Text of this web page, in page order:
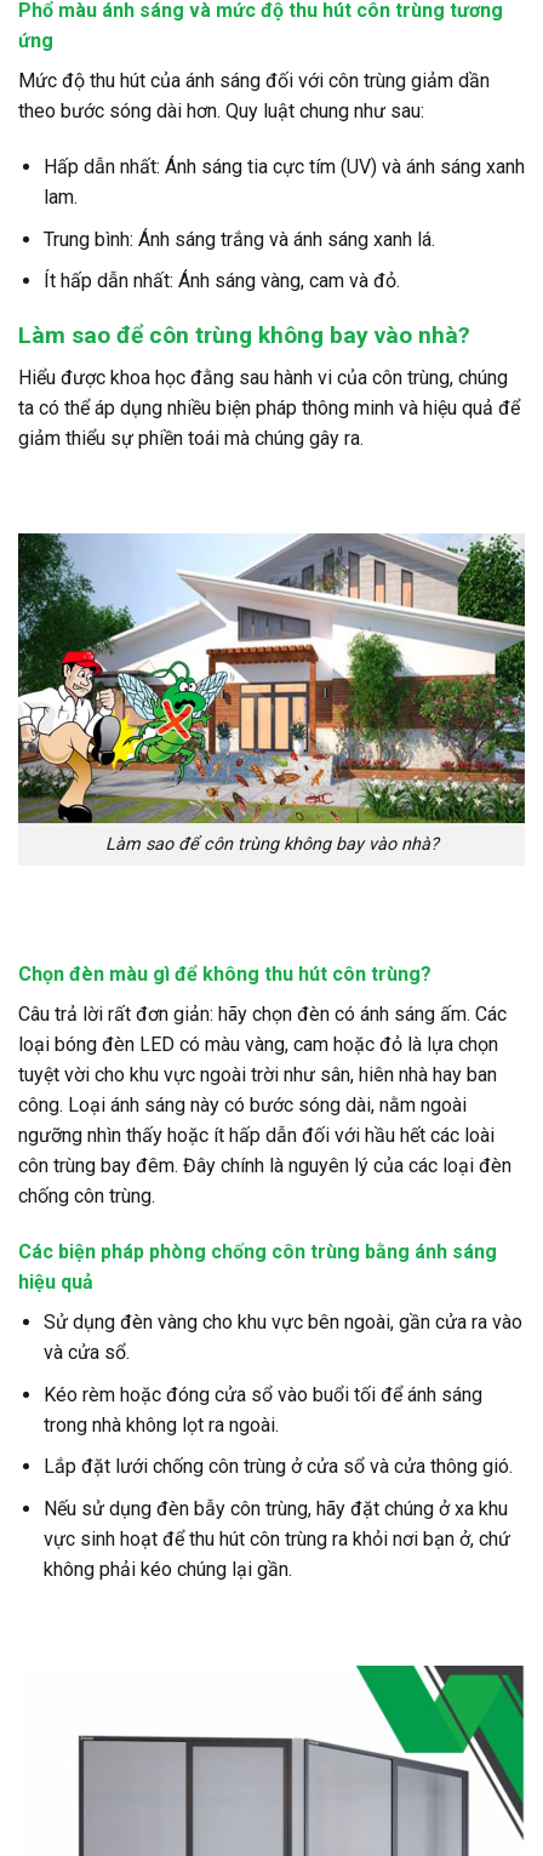
Phổ màu ánh sáng và mức độ thu hút côn trùng tương
ứng
Mức độ thu hút của ánh sáng đối với côn trùng giảm dần
theo bước sóng dài hơn. Quy luật chung như sau:
Hấp dẫn nhất: Ánh sáng tia cực tím (UV) và ánh sáng xanh
lam.
Trung bình: Ánh sáng trắng và ánh sáng xanh lá.
Ít hấp dẫn nhất: Ánh sáng vàng, cam và đỏ.
Làm sao để côn trùng không bay vào nhà?
Hiểu được khoa học đằng sau hành vi của côn trùng, chúng
ta có thể áp dụng nhiều biện pháp thông minh và hiệu quả để
giảm thiểu sự phiền toái mà chúng gây ra.
Làm sao để côn trùng không bay vào nhà?
Chọn đèn màu gì để không thu hút côn trùng?
Câu trả lời rất đơn giản: hãy chọn đèn có ánh sáng ấm. Các
loại bóng đèn LED có màu vàng, cam hoặc đỏ là lựa chọn
tuyệt vời cho khu vực ngoài trời như sân, hiên nhà hay ban
công. Loại ánh sáng này có bước sóng dài, nằm ngoài
ngưỡng nhìn thấy hoặc ít hấp dẫn đối với hầu hết các loài
côn trùng bay đêm. Đây chính là nguyên lý của các loại đèn
chống côn trùng.
Các biện pháp phòng chống côn trùng bằng ánh sáng
hiệu quả
Sử dụng đèn vàng cho khu vực bên ngoài, gần cửa ra vào
và cửa sổ.
Kéo rèm hoặc đóng cửa sổ vào buổi tối để ánh sáng
trong nhà không lọt ra ngoài.
Lắp đặt lưới chống côn trùng ở cửa sổ và cửa thông gió.
Nếu sử dụng đèn bẫy côn trùng, hãy đặt chúng ở xa khu
vực sinh hoạt để thu hút côn trùng ra khỏi nơi bạn ở, chứ
không phải kéo chúng lại gần.